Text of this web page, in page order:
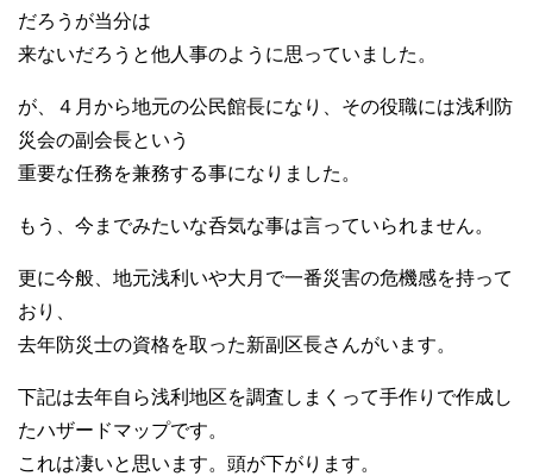
だろうが当分は
来ないだろうと他人事のように思っていました。
が、４月から地元の公民館長になり、その役職には浅利防
災会の副会長という
重要な任務を兼務する事になりました。
もう、今までみたいな呑気な事は言っていられません。
更に今般、地元浅利いや大月で一番災害の危機感を持って
おり、
去年防災士の資格を取った新副区長さんがいます。
下記は去年自ら浅利地区を調査しまくって手作りで作成し
たハザードマップです。
これは凄いと思います。頭が下がります。